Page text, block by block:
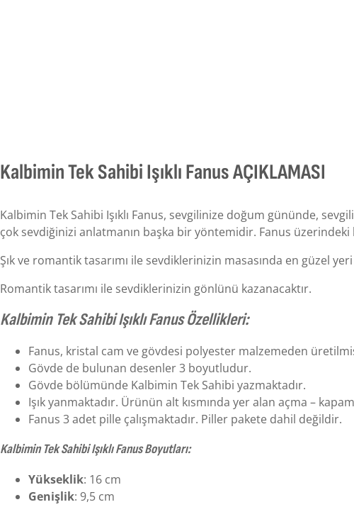
Kalbimin Tek Sahibi Işıklı Fanus AÇIKLAMASI
Kalbimin Tek Sahibi Işıklı Fanus, sevgilinize doğum gününde,
çok sevdiğinizi anlatmanın başka bir yöntemidir. Fanus
Şık ve romantik tasarımı ile sevdiklerinizin masasında en güzel
Romantik tasarımı ile sevdiklerinizin gönlünü kazanacaktır.
Kalbimin Tek Sahibi Işıklı Fanus Özellikleri:
Fanus, kristal cam ve gövdesi polyester malzemeden
Gövde de bulunan desenler 3 boyutludur.
Gövde bölümünde Kalbimin Tek Sahibi yazmaktadır.
Işık yanmaktadır. Ürünün alt kısmında yer alan açma –
Fanus 3 adet pille çalışmaktadır. Piller pakete dahil değildir.
Kalbimin Tek Sahibi Işıklı Fanus Boyutları:
Yükseklik: 16 cm
Genişlik: 9,5 cm